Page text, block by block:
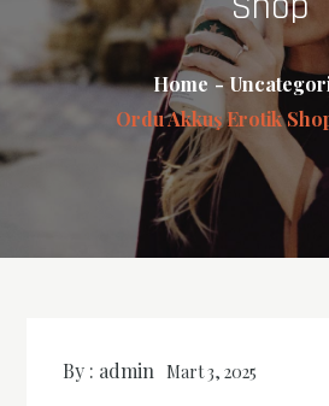
Home
Ordu Akkuş Erotik
By : admin Mart 3, 2025